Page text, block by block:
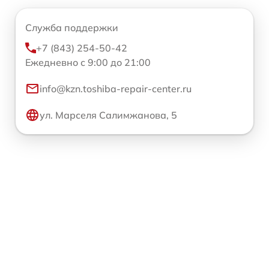
Служба поддержки
+7 (843) 254-50-42
Ежедневно с 9:00 до 21:00
info@kzn.toshiba-repair-center.ru
ул. Марселя Салимжанова, 5